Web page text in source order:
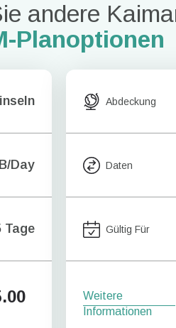
andere
Planoptionen
Day
Tage
Abdeckung
Daten
Gültig Für
Weitere
Informationen